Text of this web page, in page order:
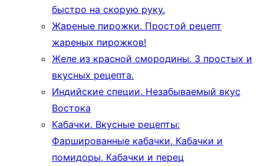
быстро на скорую руку.
Жареные пирожки. Простой рецепт
жареных пирожков!
Желе из красной смородины. 3 простых и
вкусных рецепта.
Индийские специи. Незабываемый вкус
Востока
Кабачки. Вкусные рецепты:
Фаршированные кабачки, Кабачки и
помидоры, Кабачки и перец